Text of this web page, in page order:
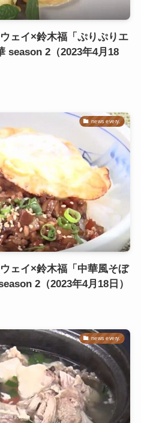
ェイ×鈴木福「ぷりぷりエ
season 2（2023年4月18
news every.
ェイ×鈴木福「中華風そぼ
2（2023年4月18日）
news every.